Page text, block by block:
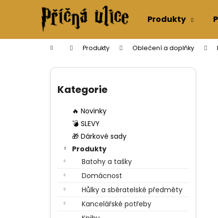
Produkty
Domů Produkty Oblečení a doplňky
kategorie
Kategorie
🔥 Novinky
💣 SLEVY
🎁 Dárkové sady
Produkty
Batohy a tašky
Domácnost
Hůlky a sběratelské předměty
Kancelářské potřeby
í
Zpět
do
Zpět
do